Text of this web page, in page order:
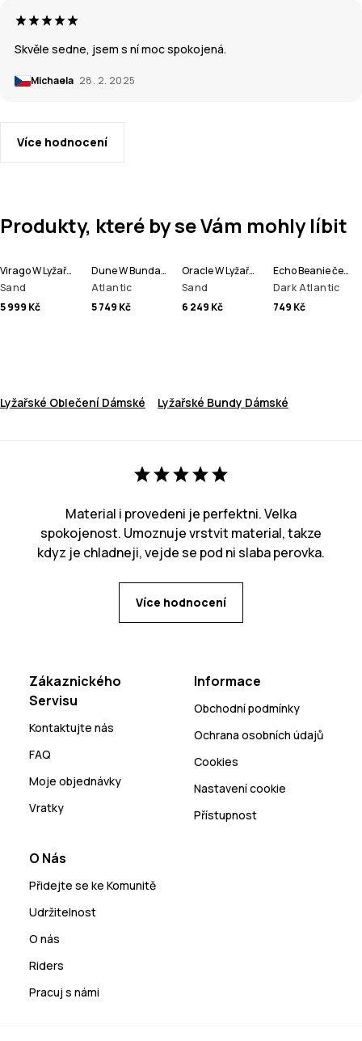
Skvěle sedne, jsem s ní moc spokojená.
Michaela 28. 2. 2025
Více hodnocení
Produkty, které by se Vám mohly líbit
Virago W Lyžařská Bunda Dámské
Sand
5 999 Kč
Dune W Bunda na Snowboard Dámské
Atlantic
5 749 Kč
Oracle W Lyžařská Bunda Dámské
Sand
6 249 Kč
Echo Beanie čepice
Dark Atlantic
749 Kč
Lyžařské Oblečení Dámské Lyžařské Bundy Dámské
Material i provedeni je perfektni. Velka
spokojenost. Umoznuje vrstvit material, takze
kdyz je chladneji, vejde se pod ni slaba perovka.
Více hodnocení
Zákaznického
Servisu
Kontaktujte nás
FAQ
Moje objednávky
Vratky
Informace
Obchodní podmínky
Ochrana osobních údajů
Cookies
Nastavení cookie
Přístupnost
O Nás
Přidejte se ke Komunitě
Udržitelnost
O nás
Riders
Pracuj s námi